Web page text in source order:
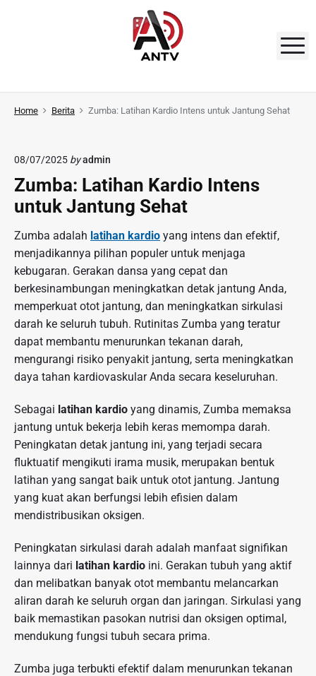
o
A
N
Home Berita Zumba: Latihan Kardio Intens untuk Jantung Sehat
08/07/2025 byadmin
Zumba: Latihan Kardio Intens
untuk Jantung Sehat
Zumba adalah latihan kardio yang intens dan efektif,
menjadikannya pilihan populer untuk menjaga
kebugaran. Gerakan dansa yang cepat dan
berkesinambungan meningkatkan detak jantung Anda,
memperkuat otot jantung, dan meningkatkan sirkulasi
darah ke seluruh tubuh. Rutinitas Zumba yang teratur
dapat membantu menurunkan tekanan darah,
mengurangi risiko penyakit jantung, serta meningkatkan
daya tahan kardiovaskular Anda secara keseluruhan.
Sebagai latihan kardio yang dinamis, Zumba memaksa
jantung untuk bekerja lebih keras memompa darah.
Peningkatan detak jantung ini, yang terjadi secara
fluktuatif mengikuti irama musik, merupakan bentuk
latihan yang sangat baik untuk otot jantung. Jantung
yang kuat akan berfungsi lebih efisien dalam
mendistribusikan oksigen.
Peningkatan sirkulasi darah adalah manfaat signifikan
lainnya dari latihan kardio ini. Gerakan tubuh yang aktif
dan melibatkan banyak otot membantu melancarkan
aliran darah ke seluruh organ dan jaringan. Sirkulasi yang
baik memastikan pasokan nutrisi dan oksigen optimal,
mendukung fungsi tubuh secara prima.
Zumba juga terbukti efektif dalam menurunkan tekanan